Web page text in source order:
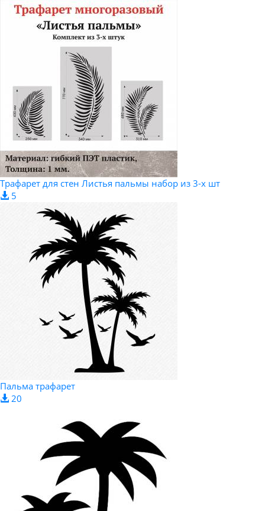
Трафарет для стен Листья пальмы набор из 3-х шт
5
Пальма трафарет
20